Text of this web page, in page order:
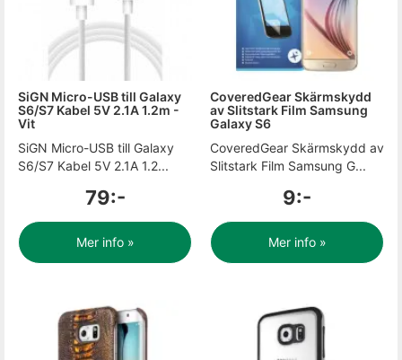
SiGN Micro-USB till Galaxy
S6/S7 Kabel 5V 2.1A 1.2m -
Vit
SiGN Micro-USB till Galaxy
S6/S7 Kabel 5V 2.1A 1.2...
79:-
Mer info »
CoveredGear Skärmskydd
av Slitstark Film Samsung
Galaxy S6
CoveredGear Skärmskydd av
Slitstark Film Samsung G...
9:-
Mer info »